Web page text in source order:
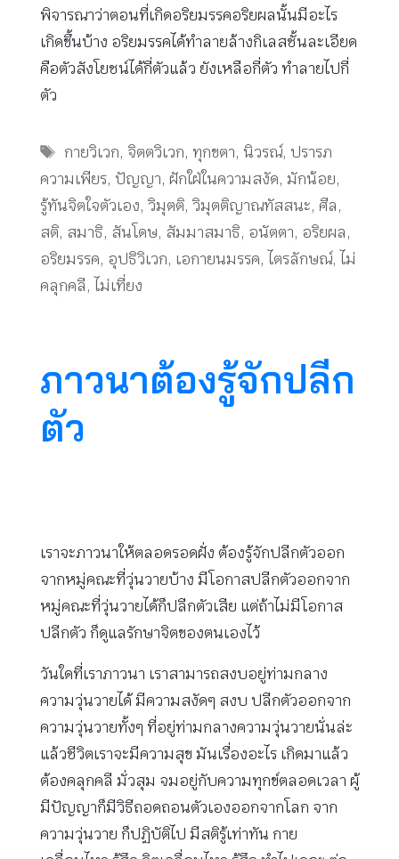
พิจารณาว่าตอนที่เกิดอริยมรรคอริยผลนั้นมีอะไร
เกิดขึ้นบ้าง อริยมรรคได้ทำลายล้างกิเลสชั้นละเอียด
คือตัวสังโยชน์ได้กี่ตัวแล้ว ยังเหลือกี่ตัว ทำลายไปกี่
ตัว
Tags
กายวิเวก, จิตตวิเวก, ทุกขตา, นิวรณ์, ปรารภ
ความเพียร, ปัญญา, ฝักใฝ่ในความสงัด, มักน้อย,
รู้ทันจิตใจตัวเอง, วิมุตติ, วิมุตติญาณทัสสนะ, ศีล,
สติ, สมาธิ, สันโดษ, สัมมาสมาธิ, อนัตตา, อริยผล,
อริยมรรค, อุปธิวิเวก, เอกายนมรรค, ไตรลักษณ์, ไม่
คลุกคลี, ไม่เที่ยง
ภาวนาต้องรู้จักปลีก
ตัว
เราจะภาวนาให้ตลอดรอดฝั่ง ต้องรู้จักปลีกตัวออก
จากหมู่คณะที่วุ่นวายบ้าง มีโอกาสปลีกตัวออกจาก
หมู่คณะที่วุ่นวายได้ก็ปลีกตัวเสีย แต่ถ้าไม่มีโอกาส
ปลีกตัว ก็ดูแลรักษาจิตของตนเองไว้
วันใดที่เราภาวนา เราสามารถสงบอยู่ท่ามกลาง
ความวุ่นวายได้ มีความสงัดๆ สงบ ปลีกตัวออกจาก
ความวุ่นวายทั้งๆ ที่อยู่ท่ามกลางความวุ่นวายนั่นล่ะ
แล้วชีวิตเราจะมีความสุข มันเรื่องอะไร เกิดมาแล้ว
ต้องคลุกคลี มั่วสุม จมอยู่กับความทุกข์ตลอดเวลา ผู้
มีปัญญาก็มีวิธีถอดถอนตัวเองออกจากโลก จาก
ความวุ่นวาย ก็ปฏิบัติไป มีสติรู้เท่าทัน กาย